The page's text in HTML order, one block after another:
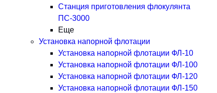
Станция приготовления флокулянта
ПС-3000
Еще
Установка напорной флотации
Установка напорной флотации ФЛ-10
Установка напорной флотации ФЛ-100
Установка напорной флотации ФЛ-120
Установка напорной флотации ФЛ-150